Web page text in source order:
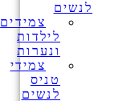
לנשים
צמידים
לילדות
ונערות
צמידי
טניס
לנשים